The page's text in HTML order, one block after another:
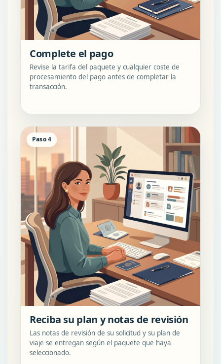
Complete el pago
Revise la tarifa del paquete y cualquier coste de
procesamiento del pago antes de completar la
transacción.
Paso 4
Reciba su plan y notas de revisión
Las notas de revisión de su solicitud y su plan de
viaje se entregan según el paquete que haya
seleccionado.